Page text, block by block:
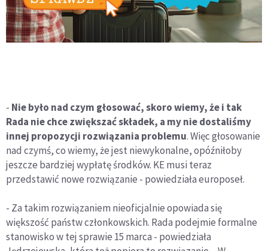
- Nie było nad czym głosować, skoro wiemy, że i tak
Rada nie chce zwiększać składek, a my nie dostaliśmy
innej propozycji rozwiązania problemu. Więc głosowanie
nad czymś, co wiemy, że jest niewykonalne, opóźniłoby
jeszcze bardziej wypłatę środków. KE musi teraz
przedstawić nowe rozwiązanie - powiedziała europoseł.
- Za takim rozwiązaniem nieoficjalnie opowiada się
większość państw członkowskich. Rada podejmie formalne
stanowisko w tej sprawie 15 marca - powiedziała